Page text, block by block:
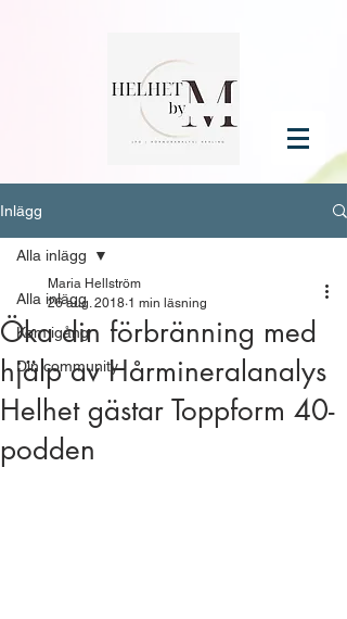
Inlägg
Alla inlägg
Kom igång
Din community
Alla inlägg
Öka din förbränning med
hjälp av Hårmineralanalys
Helhet gästar Toppform 40-
podden
Maria Hellström
26 aug. 2018 1 min läsning